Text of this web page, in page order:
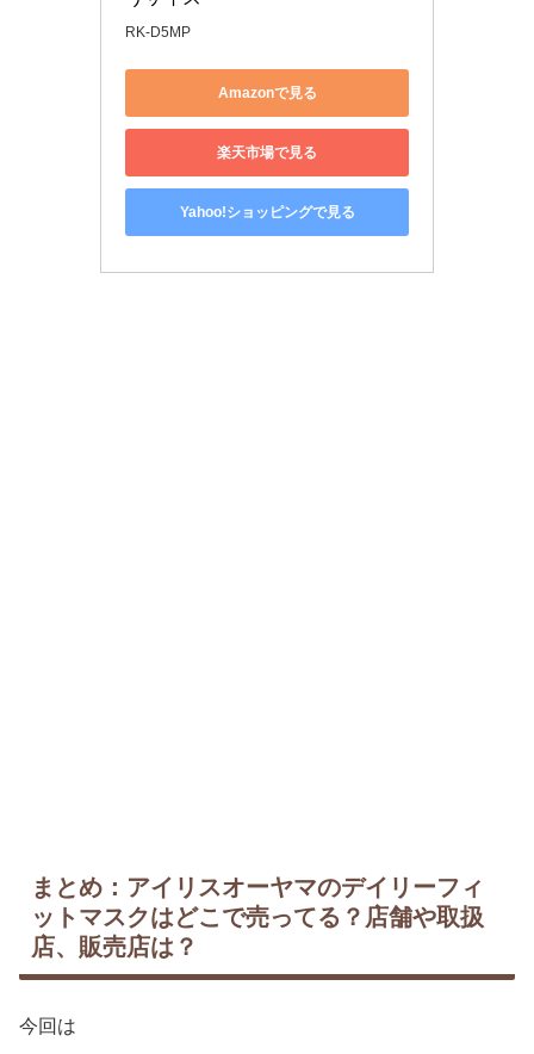
RK-D5MP
Amazonで見る
楽天市場で見る
Yahoo!ショッピングで見る
まとめ：アイリスオーヤマのデイリーフィ
ットマスクはどこで売ってる？店舗や取扱
店、販売店は？
今回は